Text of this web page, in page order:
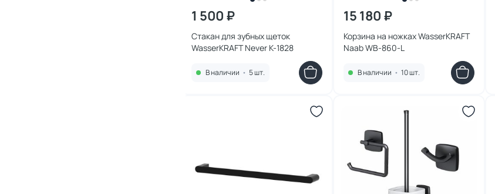
1 500 ₽
Стакан для зубных щеток
WasserKRAFT Never K-1828
В наличии • 5 шт.
15 180 ₽
Корзина на ножках WasserKRAFT
Naab WB-860-L
В наличии • 10 шт.